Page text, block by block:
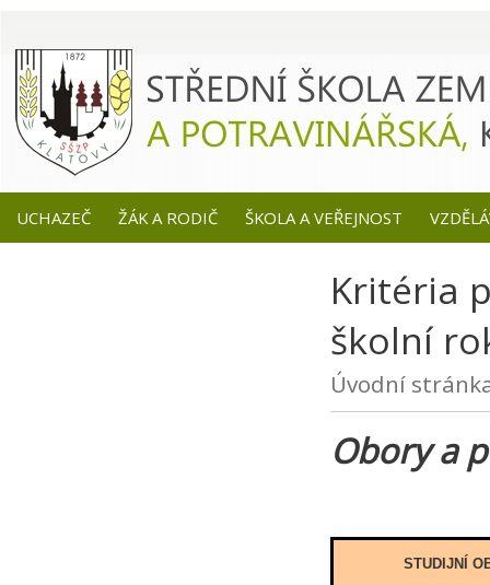
UCHAZEČ ŽÁK A RODIČ ŠKOLA A VEŘEJNOST
Kritéria
školní
Úvodní
Obory a
STUDIJNÍ